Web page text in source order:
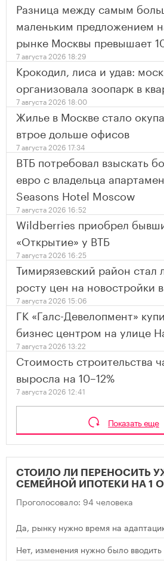
Разница между самым
маленьким предложением
рынке Москвы превышает
7 августа 2026 18:29
Крокодил, лиса и удав:
организовала зоопарк в
7 августа 2026 18:00
Жилье в Москве стало
втрое дольше офисов
7 августа 2026 17:34
ВТБ потребовал взыскать
евро с владельца
Seasons Hotel Moscow
7 августа 2026 16:52
Wildberries приобрел
«Открытие» у ВТБ
7 августа 2026 16:25
Тимирязевский район стал
росту цен на новостройки
7 августа 2026 15:06
ГК «Галс-Девелопмент»
бизнес центром на улице
7 августа 2026 13:22
Стоимость строительства
выросла на 10–12%
7 августа 2026 12:41
Показать еще
СТОИЛО ЛИ ПЕРЕНОСИТЬ
СЕМЕЙНОЙ ИПОТЕКИ НА 1
Проголосовало: 94 человека
Да, рынку нужно время на
Нет, изменения нужно было вводить